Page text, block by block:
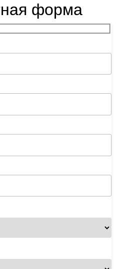
форма